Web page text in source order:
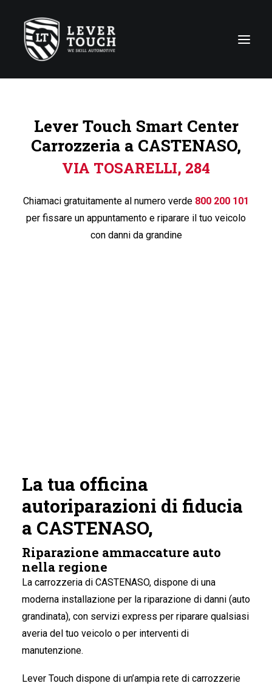
Linee di servizio
Carrozzerie
Chi siamo
News
Contattaci
Lever Touch Smart Center
Carrozzeria a CASTENASO,
VIA TOSARELLI, 284
Chiamaci gratuitamente al numero verde 800 200 101
per fissare un appuntamento e riparare il tuo veicolo
con danni da grandine
La tua officina
autoriparazioni di fiducia
a CASTENASO,
Riparazione ammaccature auto
nella regione
La carrozzeria di CASTENASO, dispone di una
moderna installazione per la riparazione di danni (auto
grandinata), con servizi express per riparare qualsiasi
averia del tuo veicolo o per interventi di
manutenzione.
Lever Touch dispone di un’ampia rete di carrozzerie